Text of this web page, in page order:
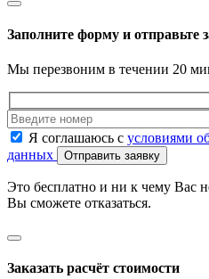
Заполните форму и отправьте
Мы перезвоним в течении 20
Я соглашаюсь с условиями
данных
Отправить заявку
Это бесплатно и ни к чему Вас
Вы сможете отказаться.
Заказать расчёт стоимости